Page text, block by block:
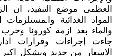
العظمى موضع التنفيذ، ان
المواد الغذائية والمستلزمات
والماء بعد ازمة كورونا
جاءت إجراءات وقرارات
الاسعار من جديد وبشكل اكبر